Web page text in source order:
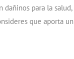
dañinos para la
que aporta